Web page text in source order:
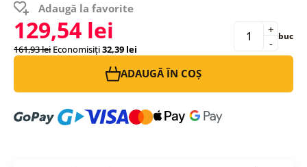
Adaugă la favorite
129,54 lei
161,93 lei Economisiți32,39 lei -
+ buc
ADAUGĂ ÎN COȘ